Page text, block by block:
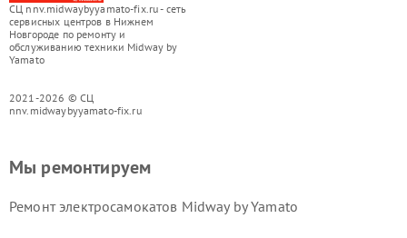
СЦ nnv.midwaybyyamato-fix.ru - сеть
сервисных центров в Нижнем
Новгороде по ремонту и
обслуживанию техники Midway by
Yamato
2021-2026 © СЦ
nnv.midwaybyyamato-fix.ru
Мы ремонтируем
Ремонт электросамокатов Midway by Yamato